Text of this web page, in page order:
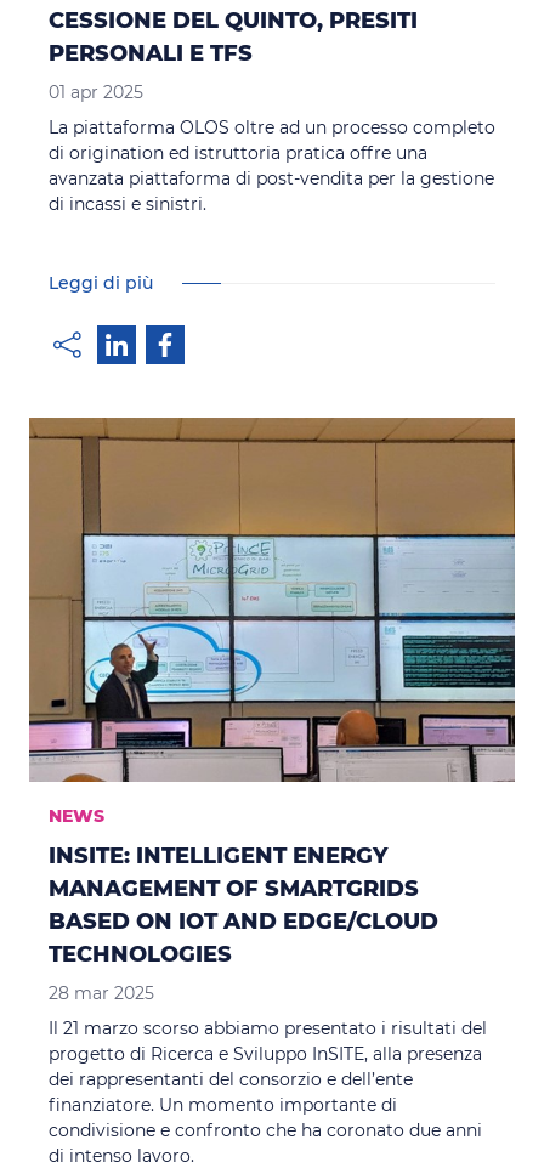
CESSIONE DEL QUINTO, PRESITI
PERSONALI E TFS
01 apr 2025
La piattaforma OLOS oltre ad un processo completo
di origination ed istruttoria pratica offre una
avanzata piattaforma di post-vendita per la gestione
di incassi e sinistri.
Leggi di più
NEWS
INSITE: INTELLIGENT ENERGY
MANAGEMENT OF SMARTGRIDS
BASED ON IOT AND EDGE/CLOUD
TECHNOLOGIES
28 mar 2025
Il 21 marzo scorso abbiamo presentato i risultati del
progetto di Ricerca e Sviluppo InSITE, alla presenza
dei rappresentanti del consorzio e dell’ente
finanziatore. Un momento importante di
condivisione e confronto che ha coronato due anni
di intenso lavoro.